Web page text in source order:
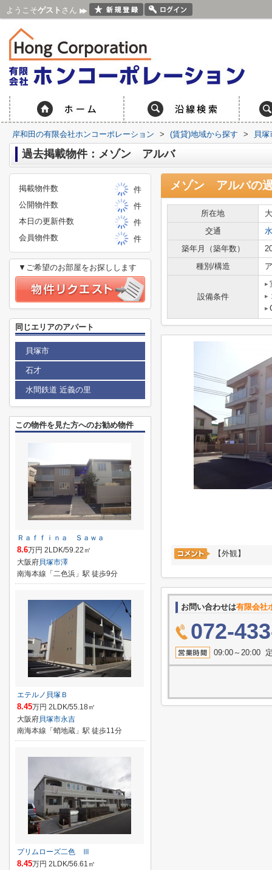
ようこそゲスト さん
岸和田の有限会社ホンコーポレーション > (賃貸)地域から探す > 貝塚
過去掲載物件：メゾン アルバ
メゾン アルバの
所在地
交通
築年月（築年数）
種別/構造
設備条件
【外観】
お問い合わせは有限会社
072-
09:00～20:00
掲載物件数
件
公開物件数
件
本日の更新件数
件
会員物件数
件
▼ご希望のお部屋をお探しします
同じエリアのアパート
貝塚市
石才
水間鉄道 近義の里
この物件を見た方へのお勧め物件
Ｒａｆｆｉｎａ Ｓａｗａ
8.6万円 2LDK/59.22㎡
大阪府貝塚市澤
南海本線「二色浜」駅 徒歩9分
エテルノ貝塚Ｂ
8.45万円 2LDK/55.18㎡
大阪府貝塚市永吉
南海本線「蛸地蔵」駅 徒歩11分
プリムローズ二色 Ⅲ
8.45万円 2LDK/56.61㎡